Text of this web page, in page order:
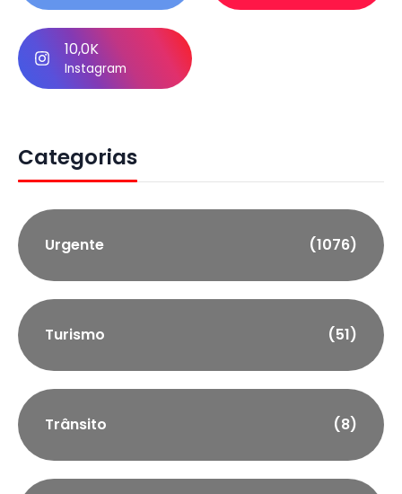
10,0K
Instagram
Categorias
Urgente (1076)
Turismo (51)
Trânsito (8)